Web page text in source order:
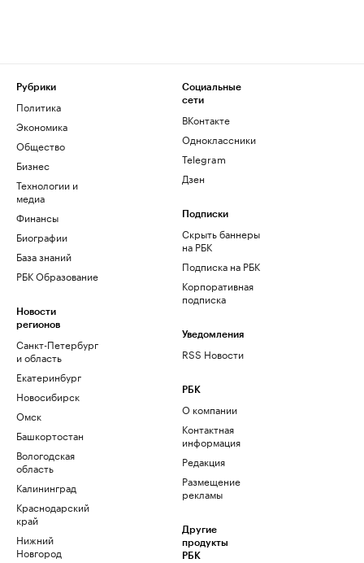
Рубрики
Политика
Экономика
Общество
Бизнес
Технологии и
медиа
Финансы
Биографии
База знаний
РБК Образование
Новости
регионов
Санкт-Петербург
и область
Екатеринбург
Новосибирск
Омск
Башкортостан
Вологодская
область
Калининград
Краснодарский
край
Нижний
Новгород
Социальные
сети
ВКонтакте
Одноклассники
Telegram
Дзен
Подписки
Скрыть баннеры
на РБК
Подписка на РБК
Корпоративная
подписка
Уведомления
RSS Новости
РБК
О компании
Контактная
информация
Редакция
Размещение
рекламы
Другие
продукты
РБК